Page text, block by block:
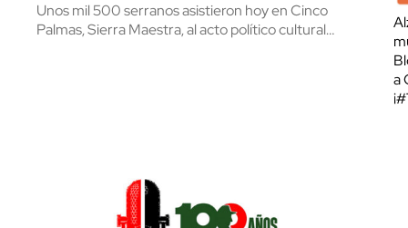
Unos mil 500 serranos asistieron hoy en Cinco
Palmas, Sierra Maestra, al acto político cultural…
a